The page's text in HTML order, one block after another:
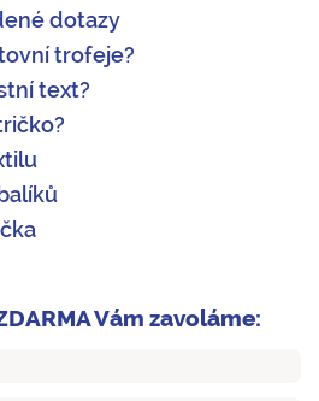
dotazy
trofeje?
text?
Vám zavoláme: